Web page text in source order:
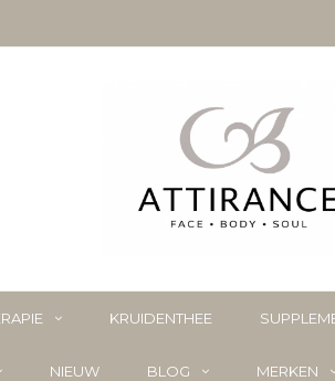
KRUIDENTHEE
NIEUW BLOG MERKEN